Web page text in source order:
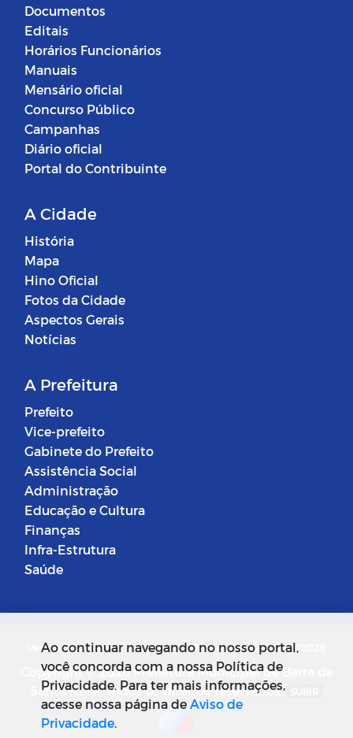
Documentos
Editais
Horários Funcionários
Manuais
Mensário oficial
Concurso Público
Campanhas
Diário oficial
Portal do Contribuinte
A Cidade
História
Mapa
Hino Oficial
Fotos da Cidade
Aspectos Gerais
Notícias
A Prefeitura
Prefeito
Vice-prefeito
Gabinete do Prefeito
Assistência Social
Administração
Educação e Cultura
Finanças
Infra-Estrutura
Saúde
Versão do Sistema: 5.0.268 Data da Versão: 18/03/2026
Copyright © 2026 Prefeitura Municipal de Barra de
Santa Rosa. Todos os direitos reservados.
Ao continuar navegando no nosso portal,
você concorda com a nossa Política de
Privacidade. Para ter mais informações,
acesse nossa página deAviso de
Privacidade.